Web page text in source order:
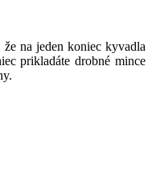
na jeden koniec kyvadla
prikladáte drobné mince